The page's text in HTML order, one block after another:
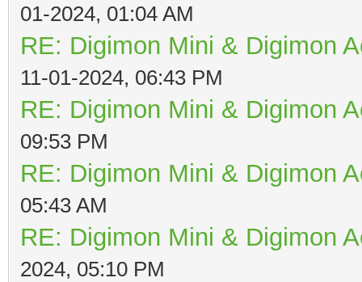
01-2024, 01:04 AM
RE: Digimon Mini & Digimon
11-01-2024, 06:43 PM
RE: Digimon Mini & Digimon
09:53 PM
RE: Digimon Mini & Digimon
05:43 AM
RE: Digimon Mini & Digimon
2024, 05:10 PM